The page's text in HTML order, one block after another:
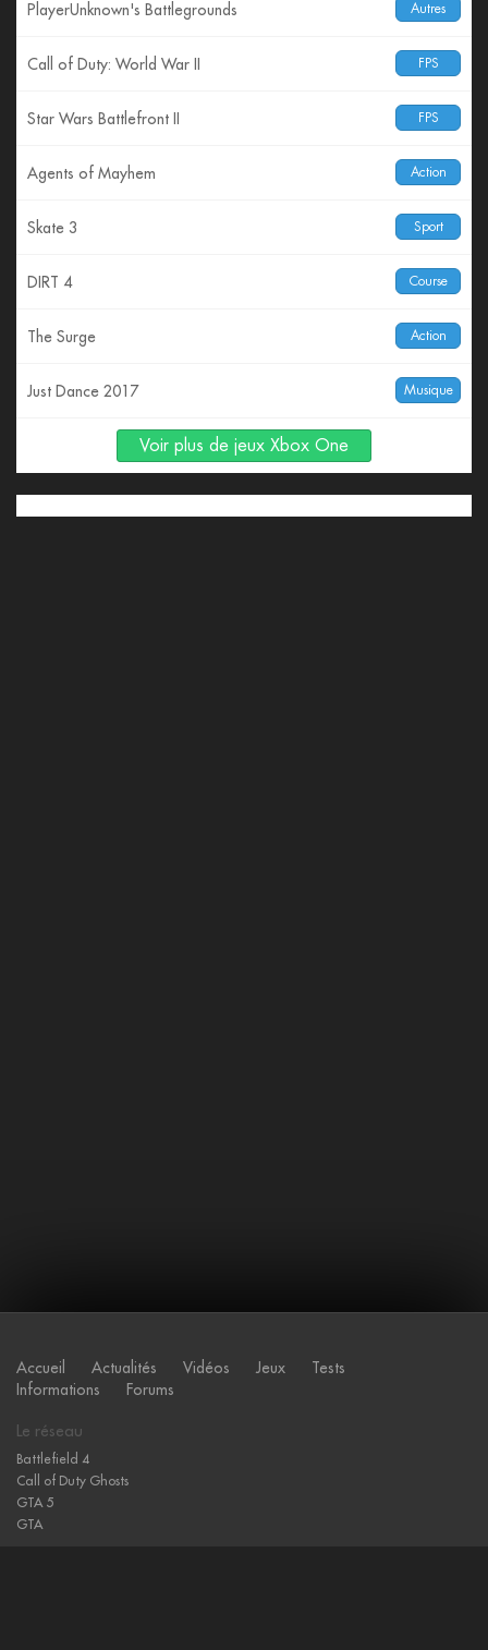
Autres
PlayerUnknown's Battlegrounds
FPS
Call of Duty: World War II
FPS
Star Wars Battlefront II
Action
Agents of Mayhem
Sport
Skate 3
Course
DIRT 4
Action
The Surge
Musique
Just Dance 2017
Voir plus de jeux Xbox One
Accueil Actualités Vidéos Jeux
Tests
Informations
Forums
Le réseau
Battlefield 4
Call of Duty Ghosts
GTA 5
GTA